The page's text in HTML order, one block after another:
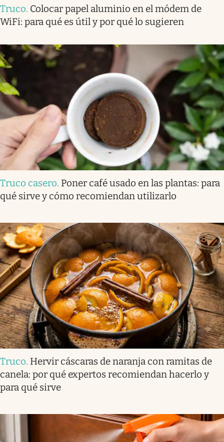
Truco. Colocar papel aluminio en el módem de
WiFi: para qué es útil y por qué lo sugieren
Truco casero. Poner café usado en las plantas: para
qué sirve y cómo recomiendan utilizarlo
Truco. Hervir cáscaras de naranja con ramitas de
canela: por qué expertos recomiendan hacerlo y
para qué sirve